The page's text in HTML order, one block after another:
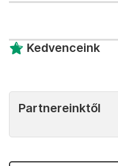
Kedvenceink
Partnereinktől